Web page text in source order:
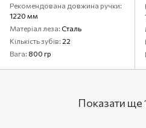
Рекомендована довжина ручки
1220 мм
Матеріал леза Сталь
Кількість зубів 22
Вага 800 гр
Показати ще